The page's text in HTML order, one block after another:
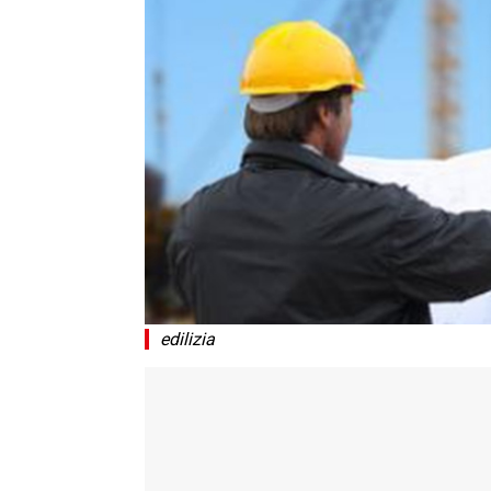
edilizia